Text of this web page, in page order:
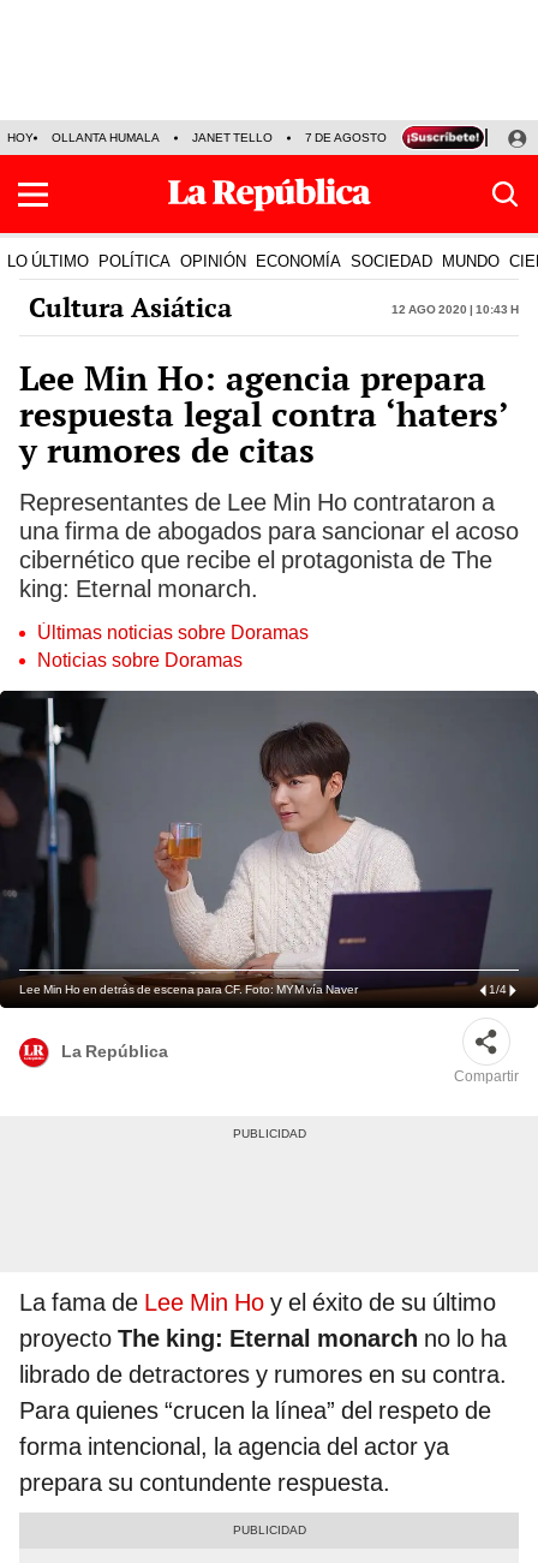
HOY OLLANTA HUMALA JANET TELLO 7 DE AGOSTO TINKA RESULTADOS
LO ÚLTIMO POLÍTICA OPINIÓN ECONOMÍA SOCIEDAD MUNDO
Cultura Asiática 12 Ago 2020 | 10:43 h
Lee Min Ho: agencia prepara
respuesta legal contra ‘haters’
y rumores de citas
Representantes de Lee Min Ho contrataron a
una firma de abogados para sancionar el acoso
cibernético que recibe el protagonista de The
king: Eternal monarch.
Últimas noticias sobre Doramas
Noticias sobre Doramas
Lee Min Ho en detrás de escena para CF. Foto: MYM vía Naver 1/4
La República
Compartir
La fama de Lee Min Ho y el éxito de su último
proyecto The king: Eternal monarch no lo ha
librado de detractores y rumores en su contra.
Para quienes “crucen la línea” del respeto de
forma intencional, la agencia del actor ya
prepara su contundente respuesta.